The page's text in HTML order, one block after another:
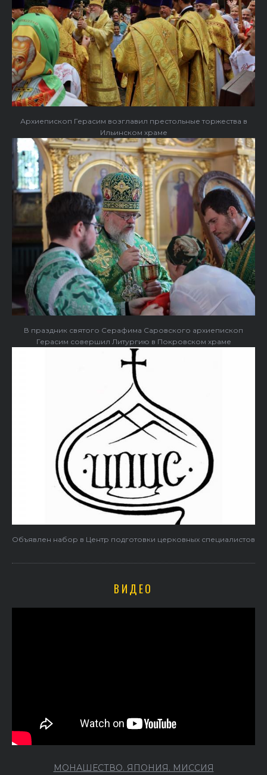
Архиепископ Герасим возглавил престольные торжества в
Ильинском храме
В праздник святого Серафима Саровского архиепископ
Герасим совершил Литургию в Покровском храме
Объявлен набор в Центр подготовки церковных специалистов
ВИДЕО
МОНАШЕСТВО. ЯПОНИЯ. МИССИЯ